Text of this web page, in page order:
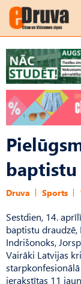
baptistu
Druva Sports
Sestdien, 14.
baptistu draudzē,
Indrišonoks,
Vairāki Latvijas
ierakstītas 11